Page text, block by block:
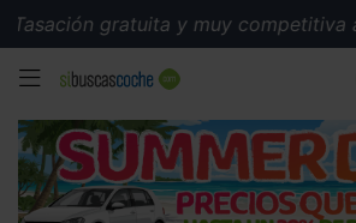
y muy competitiva al instante.
MENÚ